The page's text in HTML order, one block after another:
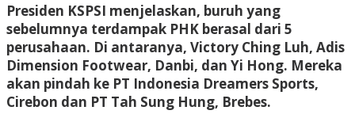
Presiden KSPSI menjelaskan, buruh yang
sebelumnya terdampak PHK berasal dari 5
perusahaan. Di antaranya, Victory Ching Luh, Adis
Dimension Footwear, Danbi, dan Yi Hong. Mereka
akan pindah ke PT Indonesia Dreamers Sports,
Cirebon dan PT Tah Sung Hung, Brebes.